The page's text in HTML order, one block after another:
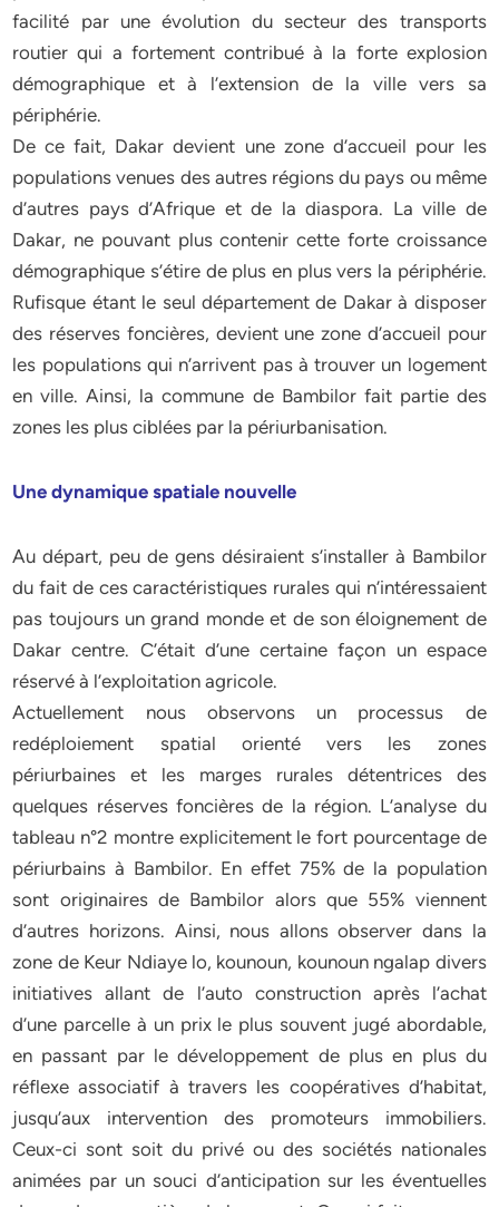
facilité par une évolution du secteur des transports
routier qui a fortement contribué à la forte explosion
démographique et à l’extension de la ville vers sa
périphérie.
De ce fait, Dakar devient une zone d’accueil pour les
populations venues des autres régions du pays ou même
d’autres pays d’Afrique et de la diaspora. La ville de
Dakar, ne pouvant plus contenir cette forte croissance
démographique s’étire de plus en plus vers la périphérie.
Rufisque étant le seul département de Dakar à disposer
des réserves foncières, devient une zone d’accueil pour
les populations qui n’arrivent pas à trouver un logement
en ville. Ainsi, la commune de Bambilor fait partie des
zones les plus ciblées par la périurbanisation.
Une dynamique spatiale nouvelle
Au départ, peu de gens désiraient s’installer à Bambilor
du fait de ces caractéristiques rurales qui n’intéressaient
pas toujours un grand monde et de son éloignement de
Dakar centre. C’était d’une certaine façon un espace
réservé à l’exploitation agricole.
Actuellement nous observons un processus de
redéploiement spatial orienté vers les zones
périurbaines et les marges rurales détentrices des
quelques réserves foncières de la région. L’analyse du
tableau n°2 montre explicitement le fort pourcentage de
périurbains à Bambilor. En effet 75% de la population
sont originaires de Bambilor alors que 55% viennent
d’autres horizons. Ainsi, nous allons observer dans la
zone de Keur Ndiaye lo, kounoun, kounoun ngalap divers
initiatives allant de l’auto construction après l’achat
d’une parcelle à un prix le plus souvent jugé abordable,
en passant par le développement de plus en plus du
réflexe associatif à travers les coopératives d’habitat,
jusqu’aux intervention des promoteurs immobiliers.
Ceux-ci sont soit du privé ou des sociétés nationales
animées par un souci d’anticipation sur les éventuelles